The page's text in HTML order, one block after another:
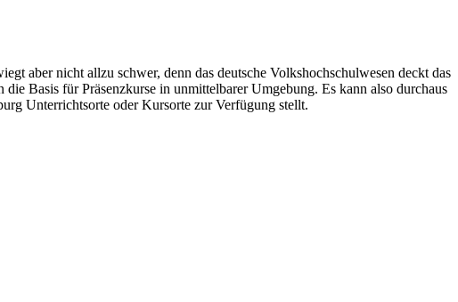
aber nicht allzu schwer, denn das deutsche Volkshochschulwesen deckt das
Basis für Präsenzkurse in unmittelbarer Umgebung. Es kann also durchaus
Unterrichtsorte oder Kursorte zur Verfügung stellt.